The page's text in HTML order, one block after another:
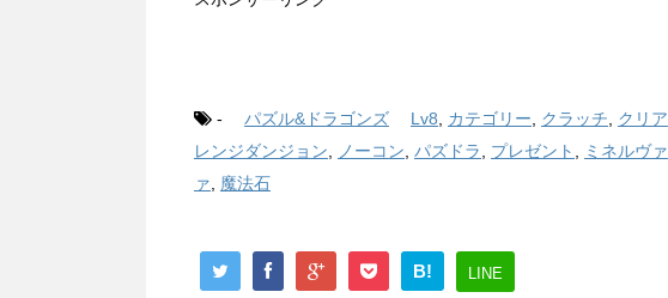
- パズル&ドラゴンズ Lv8 カテゴリー クラッチ クリア
レンジダンジョン
ノーコン パズドラ プレゼント ミネルヴァ
ァ
魔法石
B! LINE